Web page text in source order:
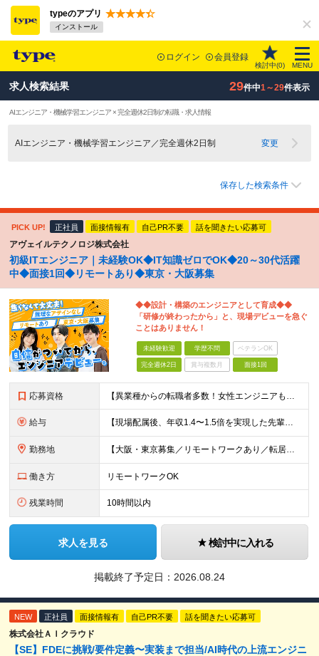
typeのアプリ
インストール
ログイン 会員登録
検討中(0) MENU
求人検索結果 29件中1～29件表示
AIエンジニア・機械学習エンジニア × 完全週休2日制の転職・求人情報
AIエンジニア・機械学習エンジニア／完全週休2日制 変更
保存した検索条件
PICK UP! 正社員 面接情報有 自己PR不要 話を聞きたい応募可
アヴェイルテクノロジ株式会社
初級ITエンジニア｜未経験OK◆IT知識ゼロでOK◆20～30代活躍
中◆面接1回◆リモートあり◆東京・大阪募集
◆◆設計・構築のエンジニアとして育成◆◆
「研修が終わったから」と、現場デビューを急ぐ
ことはありません！
未経験歓迎 学歴不問 ベテランOK
完全週休2日 賞与複数月 面接1回
応募資格 【異業種からの転職者多数！女性エンジニアも活躍中】 ◆学歴不問 ◆未経験OK ≪こんな方を歓迎しています≫ ◎未経験から成長できる環境で活躍したい方 ◎大学やスクールでIT系のスキルを学んだことのあ
給与 【現場配属後、年収1.4〜1.5倍を実現した先輩も！残業代全額支給】 ◆給与は経験やスキルに応じて決定します ◆年俸制250万円～350万円（1/12を月々支給） ≪年収UPの例≫ ◎飲食業からのキ
勤務地 【大阪・東京募集／リモートワークあり／転居を伴う転勤なし】 東京本社、大阪事務所、または東京23区内・関西（大阪・兵庫）の各クライアント先勤務 ◆入社後、約1年間はクライアント先ではなく 自社内（東
働き方 リモートワークOK
残業時間 10時間以内
求人を見る 検討中に入れる
掲載終了予定日： 2026.08.24
NEW 正社員 面接情報有 自己PR不要 話を聞きたい応募可
株式会社ＡＩクラウド
【SE】FDEに挑戦/要件定義〜実装まで担当/AI時代の上流エンジニ